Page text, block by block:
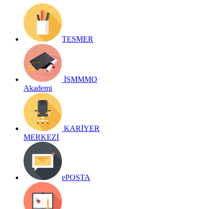
TESMER
İSMMMO
Akademi
KARİYER
MERKEZİ
ePOSTA